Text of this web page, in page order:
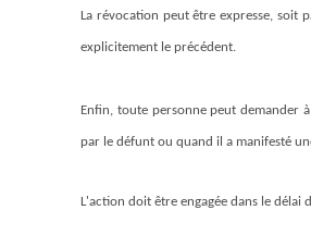
La révocation peut être expresse, soit
explicitement le précédent.
Enfin, toute personne peut demander
par le défunt ou quand il a manifesté
L'action doit être engagée dans le